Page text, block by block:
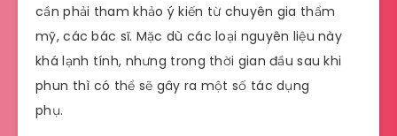
cần phải tham khảo ý kiến từ chuyên gia thẩm
mỹ, các bác sĩ. Mặc dù các loại nguyên liệu này
khá lạnh tính, nhưng trong thời gian đầu sau khi
phun thì có thể sẽ gây ra một số tác dụng
phụ.